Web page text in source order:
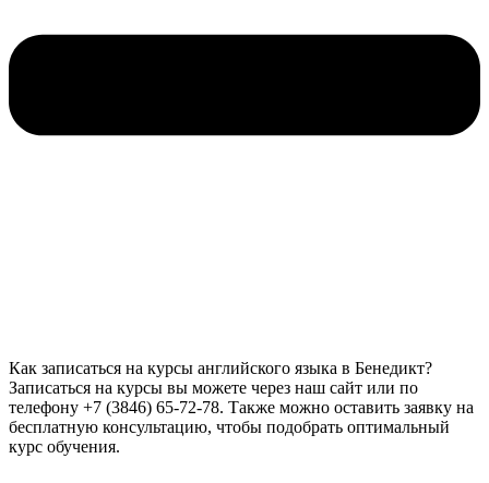
Как записаться на курсы английского языка в Бенедикт?
Записаться на курсы вы можете через наш сайт или по
телефону +7 (3846) 65-72-78. Также можно оставить заявку на
бесплатную консультацию, чтобы подобрать оптимальный
курс обучения.